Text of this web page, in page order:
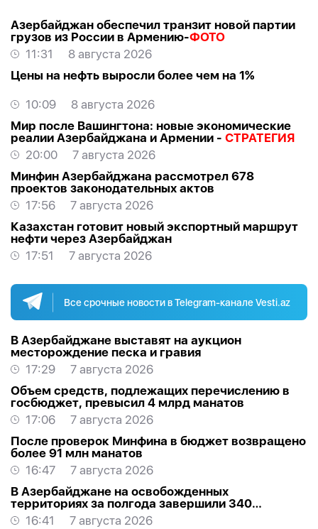
Азербайджан обеспечил транзит новой партии
грузов из России в Армению-ФОТО
11:31
8 августа 2026
Цены на нефть выросли более чем на 1%
10:09
8 августа 2026
Мир после Вашингтона: новые экономические
реалии Азербайджана и Армении - СТРАТЕГИЯ
20:00
7 августа 2026
Минфин Азербайджана рассмотрел 678
проектов законодательных актов
17:56
7 августа 2026
Казахстан готовит новый экспортный маршрут
нефти через Азербайджан
17:51
7 августа 2026
Все срочные новости в Telegram-канале Vesti.az
В Азербайджане выставят на аукцион
месторождение песка и гравия
17:29
7 августа 2026
Объем средств, подлежащих перечислению в
госбюджет, превысил 4 млрд манатов
17:06
7 августа 2026
После проверок Минфина в бюджет возвращено
более 91 млн манатов
16:47
7 августа 2026
В Азербайджане на освобожденных
территориях за полгода завершили 340
проектов
16:41
7 августа 2026